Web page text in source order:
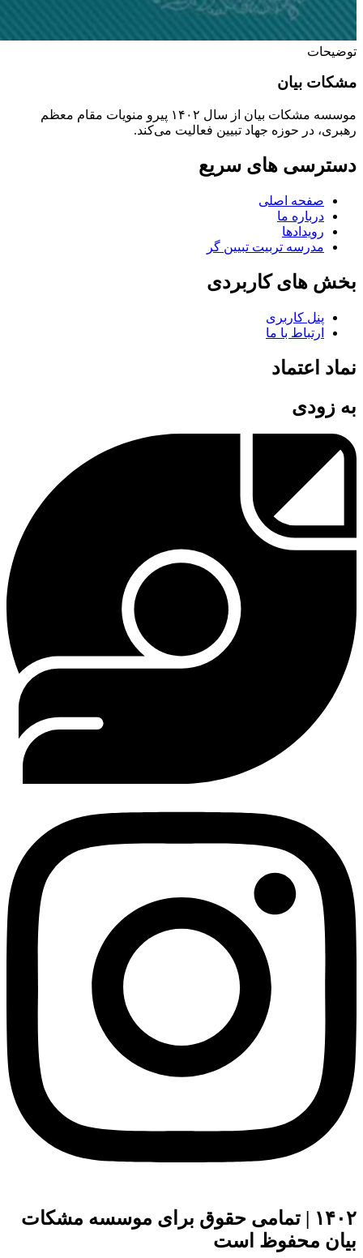
توضیحات
مشکات بیان
موسسه مشکات بیان از سال ۱۴۰۲ پیرو منویات مقام معظم
رهبری، در حوزه جهاد تبیین فعالیت می‌کند.
دسترسی های سریع
صفحه اصلی
درباره ما
رویدادها
مدرسه تربیت تبیین گر
بخش های کاربردی
پنل کاربری
ارتباط با ما
نماد اعتماد
به زودی
۱۴۰۲ | تمامی حقوق برای موسسه مشکات
بیان محفوظ است